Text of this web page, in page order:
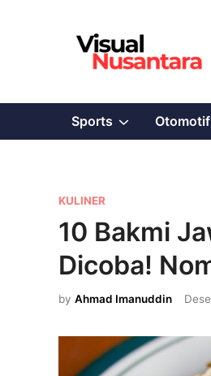
Sports ShowOtomotif
P
o
s
i
KULINER
10 Bakmi
Dicoba!
by Ahmad Imanuddin